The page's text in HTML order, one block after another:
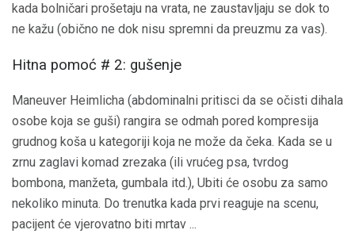
kada bolničari prošetaju na vrata, ne zaustavljaju se dok to
ne kažu (obično ne dok nisu spremni da preuzmu za vas).
Hitna pomoć # 2: gušenje
Maneuver Heimlicha (abdominalni pritisci da se očisti dihala
osobe koja se guši) rangira se odmah pored kompresija
grudnog koša u kategoriji koja ne može da čeka. Kada se u
zrnu zaglavi komad zrezaka (ili vrućeg psa, tvrdog
bombona, manžeta, gumbala itd.), Ubiti će osobu za samo
nekoliko minuta. Do trenutka kada prvi reaguje na scenu,
pacijent će vjerovatno biti mrtav ...